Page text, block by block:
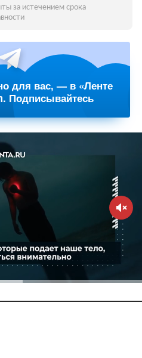
за истечением срока
для вас, — в «Ленте
Подписывайтесь